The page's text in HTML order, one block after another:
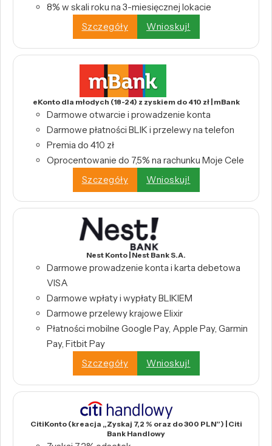
8% w skali roku na 3-miesięcznej lokacie
Szczegóły
Wnioskuj!
eKonto dla młodych (18-24) z zyskiem do 410 zł | mBank
Darmowe otwarcie i prowadzenie konta
Darmowe płatności BLIK i przelewy na telefon
Premia do 410 zł
Oprocentowanie do 7,5% na rachunku Moje Cele
Szczegóły
Wnioskuj!
Nest Konto | Nest Bank S.A.
Darmowe prowadzenie konta i karta debetowa
VISA
Darmowe wpłaty i wypłaty BLIKIEM
Darmowe przelewy krajowe Elixir
Płatności mobilne Google Pay, Apple Pay, Garmin
Pay, Fitbit Pay
Szczegóły
Wnioskuj!
CitiKonto (kreacja „Zyskaj 7,2 % oraz do 300 PLN”) | Citi
Bank Handlowy